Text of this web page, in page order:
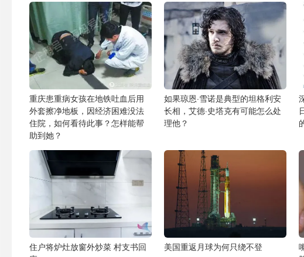
重庆患重病女孩在地铁吐血后用
外套擦净地板，因经济困难没法
住院，如何看待此事？怎样能帮
助到她？
如果琼恩·雪诺是典型的坦格利安
长相，艾德·史塔克有可能怎么处
理他？
住户将炉灶放窗外炒菜 村支书回
美国重返月球为何只绕不登